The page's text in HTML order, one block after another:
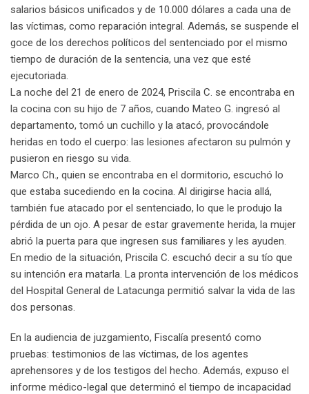
salarios básicos unificados y de 10.000 dólares a cada una de
las víctimas, como reparación integral. Además, se suspende el
goce de los derechos políticos del sentenciado por el mismo
tiempo de duración de la sentencia, una vez que esté
ejecutoriada.
La noche del 21 de enero de 2024, Priscila C. se encontraba en
la cocina con su hijo de 7 años, cuando Mateo G. ingresó al
departamento, tomó un cuchillo y la atacó, provocándole
heridas en todo el cuerpo: las lesiones afectaron su pulmón y
pusieron en riesgo su vida.
Marco Ch., quien se encontraba en el dormitorio, escuchó lo
que estaba sucediendo en la cocina. Al dirigirse hacia allá,
también fue atacado por el sentenciado, lo que le produjo la
pérdida de un ojo. A pesar de estar gravemente herida, la mujer
abrió la puerta para que ingresen sus familiares y les ayuden.
En medio de la situación, Priscila C. escuchó decir a su tío que
su intención era matarla. La pronta intervención de los médicos
del Hospital General de Latacunga permitió salvar la vida de las
dos personas.
En la audiencia de juzgamiento, Fiscalía presentó como
pruebas: testimonios de las víctimas, de los agentes
aprehensores y de los testigos del hecho. Además, expuso el
informe médico-legal que determinó el tiempo de incapacidad